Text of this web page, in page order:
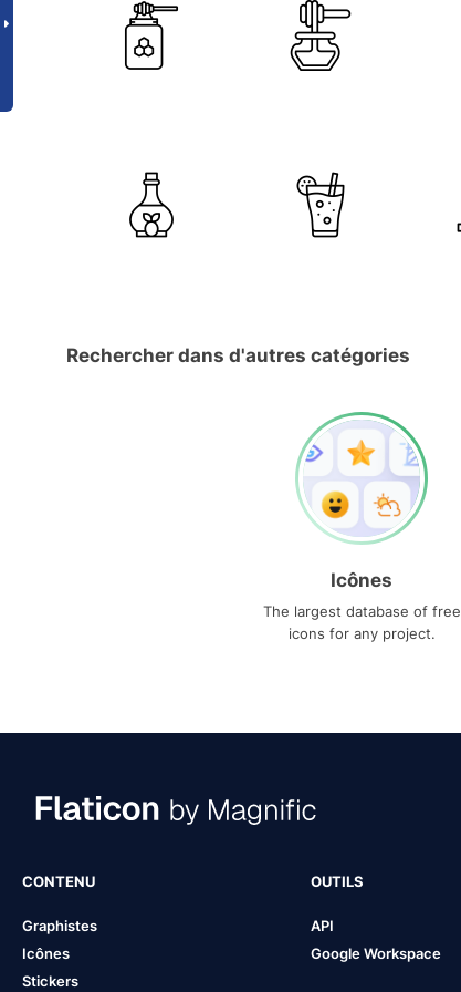
Rechercher dans d'autres catégories
Icônes
The largest database of free
icons for any project.
CONTENU
Graphistes
Icônes
Stickers
OUTILS
API
Google Workspace